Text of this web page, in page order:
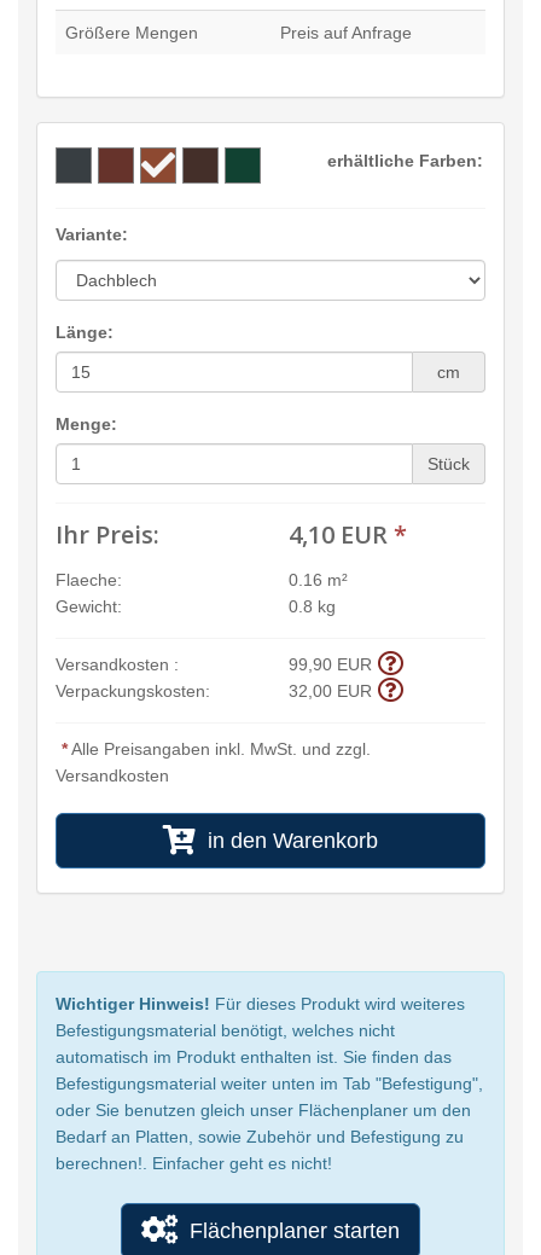
Größere Mengen Preis auf Anfrage
erhältliche Farben:
Variante:
Länge:
cm
Menge:
Stück
Ihr Preis: 4,10 EUR*
Flaeche:
0.16 m²
Gewicht:
0.8 kg
Versandkosten :
99,90 EUR
Verpackungskosten:
32,00 EUR
*Alle Preisangaben inkl. MwSt. und zzgl.
Versandkosten
in den Warenkorb
Wichtiger Hinweis! Für dieses Produkt wird weiteres
Befestigungsmaterial benötigt, welches nicht
automatisch im Produkt enthalten ist. Sie finden das
Befestigungsmaterial weiter unten im Tab "Befestigung",
oder Sie benutzen gleich unser Flächenplaner um den
Bedarf an Platten, sowie Zubehör und Befestigung zu
berechnen!. Einfacher geht es nicht!
Flächenplaner starten